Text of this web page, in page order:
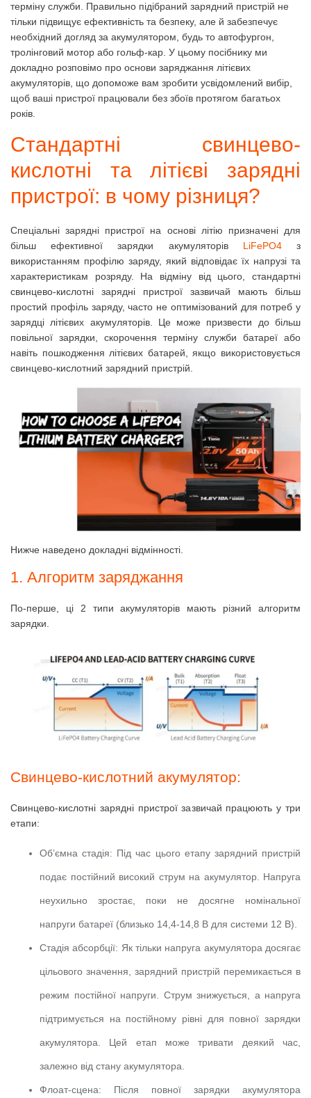
терміну служби. Правильно підібраний зарядний пристрій не
тільки підвищує ефективність та безпеку, але й забезпечує
необхідний догляд за акумулятором, будь то автофургон,
тролінговий мотор або гольф-кар. У цьому посібнику ми
докладно розповімо про основи заряджання літієвих
акумуляторів, що допоможе вам зробити усвідомлений вибір,
щоб ваші пристрої працювали без збоїв протягом багатьох
років.
Стандартні свинцево-
кислотні та літієві зарядні
пристрої: в чому різниця?
Спеціальні зарядні пристрої на основі літію призначені для
більш ефективної зарядки акумуляторів LiFePO4з
використанням профілю заряду, який відповідає їх напрузі та
характеристикам розряду. На відміну від цього, стандартні
свинцево-кислотні зарядні пристрої зазвичай мають більш
простий профіль заряду, часто не оптимізований для потреб у
зарядці літієвих акумуляторів. Це може призвести до більш
повільної зарядки, скорочення терміну служби батареї або
навіть пошкодження літієвих батарей, якщо використовується
свинцево-кислотний зарядний пристрій.
Нижче наведено докладні відмінності.
1. Алгоритм заряджання
По-перше, ці 2 типи акумуляторів мають різний алгоритм
зарядки.
Свинцево-кислотний акумулятор:
Свинцево-кислотні зарядні пристрої зазвичай працюють у три
етапи:
Об’ємна стадія: Під час цього етапу зарядний пристрій
подає постійний високий струм на акумулятор. Напруга
неухильно зростає, поки не досягне номінальної
напруги батареї (близько 14,4-14,8 В для системи 12 В).
Стадія абсорбції: Як тільки напруга акумулятора досягає
цільового значення, зарядний пристрій перемикається в
режим постійної напруги. Струм знижується, а напруга
підтримується на постійному рівні для повної зарядки
акумулятора. Цей етап може тривати деякий час,
залежно від стану акумулятора.
Флоат-сцена: Після повної зарядки акумулятора